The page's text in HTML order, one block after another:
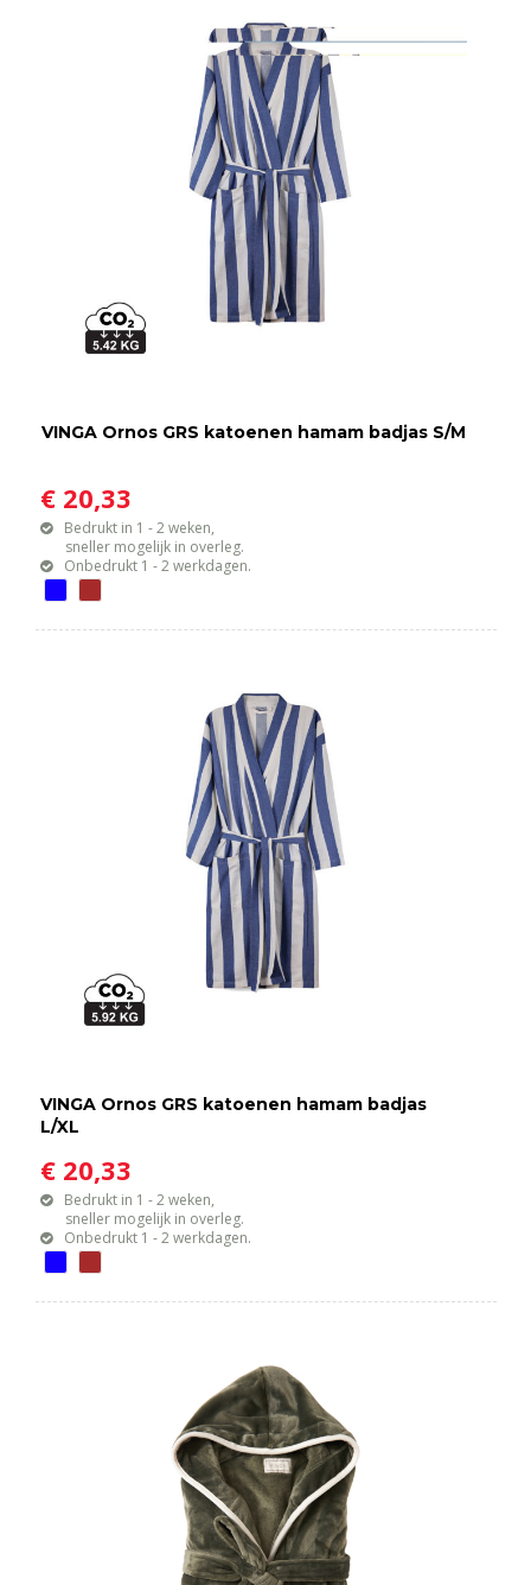
VINGA Ornos GRS katoenen hamam badjas S/M
€ 20,33
Bedrukt in 1 - 2 weken,
sneller mogelijk in overleg.
Onbedrukt 1 - 2 werkdagen.
VINGA Ornos GRS katoenen hamam badjas
L/XL
€ 20,33
Bedrukt in 1 - 2 weken,
sneller mogelijk in overleg.
Onbedrukt 1 - 2 werkdagen.